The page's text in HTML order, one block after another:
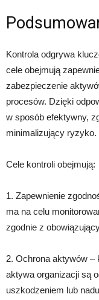
Kontrola odgrywa
cele obejmują
zabezpieczenie
procesów. Dzięki
w sposób efektywny,
minimalizujący ryzyko.
Cele kontroli obejmują:
1. Zapewnienie
ma na celu
zgodnie z
2. Ochrona aktywów –
aktywa organizacji są
uszkodzeniem lub